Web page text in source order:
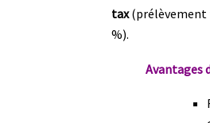
tax(prélèvement
%).
Avantages